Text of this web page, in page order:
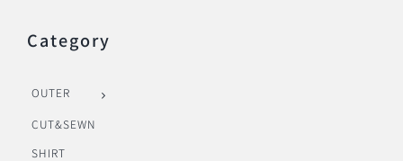
Category
OUTER
CUT&SEWN
SHIRT